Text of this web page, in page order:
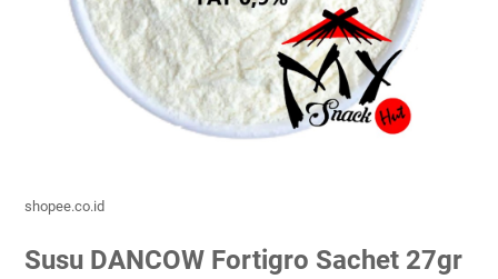
shopee.co.id
Susu DANCOW Fortigro Sachet 27gr